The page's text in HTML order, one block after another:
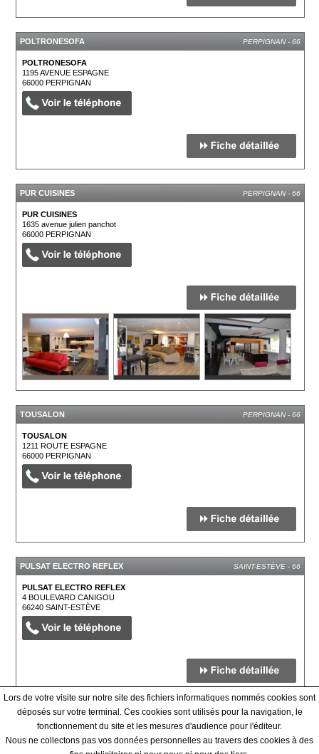
POLTRONESOFA PERPIGNAN - 66
POLTRONESOFA
1195 AVENUE ESPAGNE
66000PERPIGNAN
PUR CUISINES PERPIGNAN - 66
PUR CUISINES
1635 avenue julien panchot
66000PERPIGNAN
TOUSALON PERPIGNAN - 66
TOUSALON
1211 ROUTE ESPAGNE
66000PERPIGNAN
PULSAT ELECTRO REFLEX SAINT-ESTÈVE - 66
PULSAT ELECTRO REFLEX
4 BOULEVARD CANIGOU
66240SAINT-ESTÈVE
Qui sommes-nous ? - Contact - Conditions générales
Lors de votre visite sur notre site des fichiers informatiques nommés cookies sont
déposés sur votre terminal. Ces cookies sont utilisés pour la navigation, le
fonctionnement du site et les mesures d'audience pour l'éditeur.
Nous ne collectons pas vos données personnelles au travers des cookies à des